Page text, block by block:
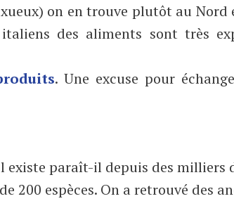
on en trouve plutôt au Nord
des aliments sont très
. Une excuse pour
paraît-il depuis des milliers
200 espèces. On a retrouvé des